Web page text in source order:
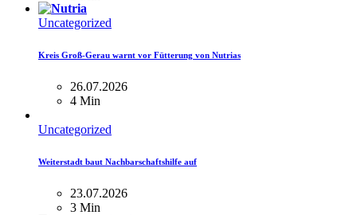
Uncategorized
Kreis Groß-Gerau warnt vor Fütterung von Nutrias
26.07.2026
4 Min
Uncategorized
Weiterstadt baut Nachbarschaftshilfe auf
23.07.2026
3 Min